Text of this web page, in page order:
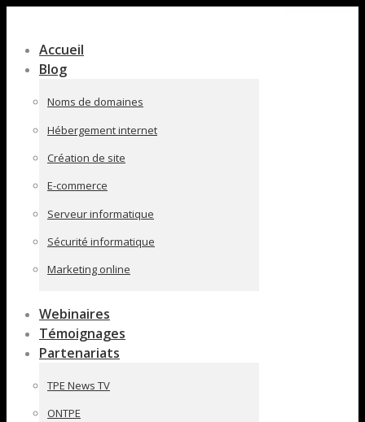
pleine
largeur
Accueil
Blog
Noms de domaines
Hébergement internet
Création de site
E-commerce
Serveur informatique
Sécurité informatique
Marketing online
Webinaires
Témoignages
Partenariats
TPE News TV
ONTPE